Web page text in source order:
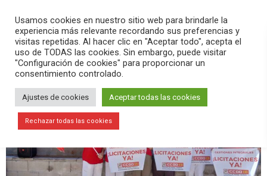
search menu pause PLAY
Usamos cookies en nuestro sitio web para brindarle la
experiencia más relevante recordando sus preferencias y
visitas repetidas. Al hacer clic en "Aceptar todo", acepta el
uso de TODAS las cookies. Sin embargo, puede visitar
"Configuración de cookies" para proporcionar un
consentimiento controlado.
Ajustes de cookies Aceptar todas las cookies
Rechazar todas las cookies